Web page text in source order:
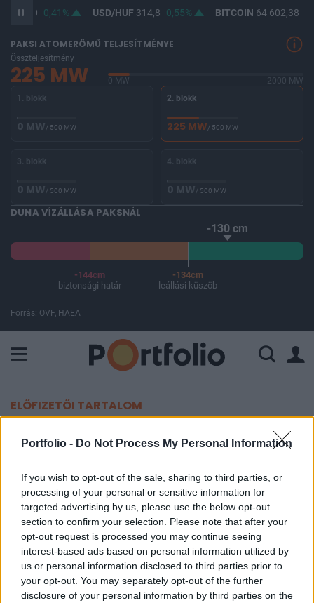
Portfolio - Do Not Process My Personal Information
If you wish to opt-out of the sale, sharing to third parties, or
processing of your personal or sensitive information for
targeted advertising by us, please use the below opt-out
section to confirm your selection. Please note that after your
opt-out request is processed you may continue seeing
interest-based ads based on personal information utilized by
us or personal information disclosed to third parties prior to
your opt-out. You may separately opt-out of the further
disclosure of your personal information by third parties on the
363,20 0,41% USD/HUF 314,8 0,55% BITCOIN 64 602,38
PAKSI ATOMERŐMŰ TELJESÍTMÉNYE
Összteljesítmény
225 MW 0 MW
2000 MW
1. blokk
0 MW/ 500 MW
2. blokk
225 MW/ 500 MW
3. blokk
0 MW/ 500 MW
4. blokk
0 MW/ 500 MW
DUNA VÍZÁLLÁSA PAKSNÁL
-130 cm
-144cm
biztonsági határ
-134cm
leállási küszöb
Forrás: OVF, HAEA
ELŐFIZETŐI TARTALOM
Napenergia-projektekben szerzett
Portfolio
2021. január 21. 12:52
Lezárult tegnap a felvásárlás az Opusnál, amellyel
napenergia-projektekben szerzett kitettséget a
vállalat. De hamarosan túl is adhat rajtuk a cég.